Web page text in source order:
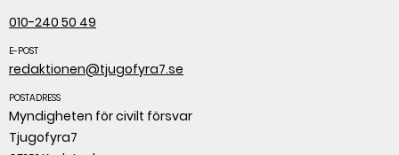
010-240 50 49
E-POST
redaktionen@tjugofyra7.se
POSTADRESS
Myndigheten för civilt försvar
Tjugofyra7